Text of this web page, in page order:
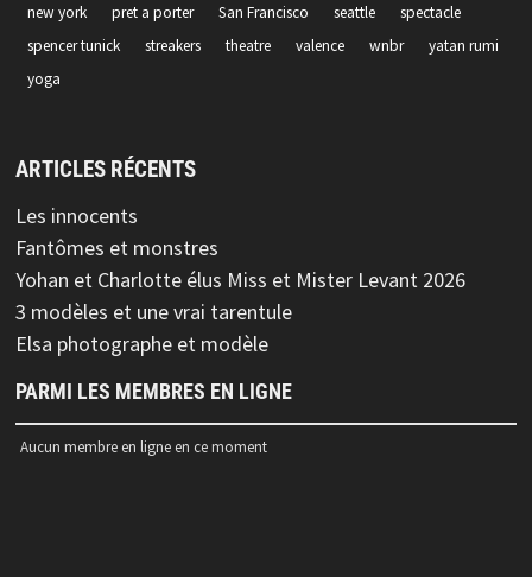
new york
pret a porter San Francisco seattle
spectacle
spencer tunick
streakers theatre valence wnbr
yatan rumi
yoga
ARTICLES RÉCENTS
Les innocents
Fantômes et monstres
Yohan et Charlotte élus Miss et Mister Levant 2026
3 modèles et une vrai tarentule
Elsa photographe et modèle
PARMI LES MEMBRES EN LIGNE
Aucun membre en ligne en ce moment